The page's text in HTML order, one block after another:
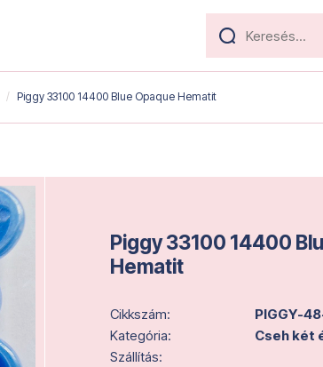
Piggy 33100 14400 Blue Opaque Hematit
Piggy 33100 14400
Hematit
Cikkszám:
PIGGY-
Kategória:
Cseh két
Szállítás: